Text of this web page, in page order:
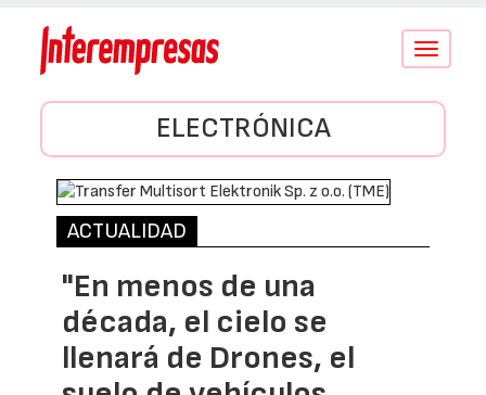
Conmutar
ELECTRÓNICA
ACTUALIDAD
"En menos de una
década, el cielo se
llenará de Drones, el